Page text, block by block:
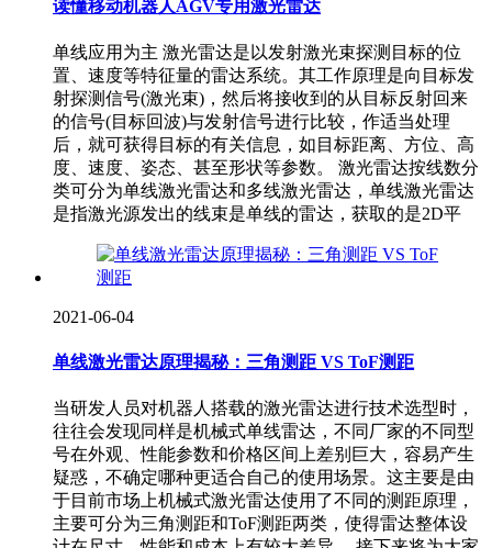
读懂移动机器人AGV专用激光雷达
单线应用为主 激光雷达是以发射激光束探测目标的位
置、速度等特征量的雷达系统。其工作原理是向目标发
射探测信号(激光束)，然后将接收到的从目标反射回来
的信号(目标回波)与发射信号进行比较，作适当处理
后，就可获得目标的有关信息，如目标距离、方位、高
度、速度、姿态、甚至形状等参数。 激光雷达按线数分
类可分为单线激光雷达和多线激光雷达，单线激光雷达
是指激光源发出的线束是单线的雷达，获取的是2D平
2021-06-04
单线激光雷达原理揭秘：三角测距 VS ToF测距
当研发人员对机器人搭载的激光雷达进行技术选型时，
往往会发现同样是机械式单线雷达，不同厂家的不同型
号在外观、性能参数和价格区间上差别巨大，容易产生
疑惑，不确定哪种更适合自己的使用场景。这主要是由
于目前市场上机械式激光雷达使用了不同的测距原理，
主要可分为三角测距和ToF测距两类，使得雷达整体设